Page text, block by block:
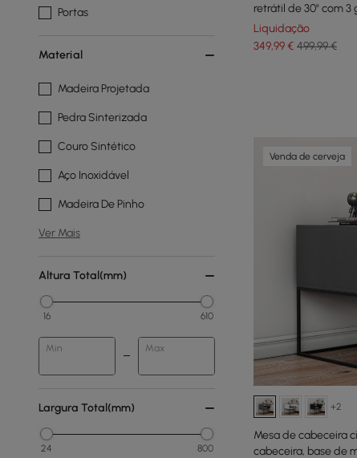
Portas
Material
Madeira Projetada
Pedra Sinterizada
Couro Sintético
Aço Inoxidável
Madeira De Pinho
Ver Mais
Altura Total(mm)
16 610
Min Max
Largura Total(mm)
24 800
retrátil de 30" com 3
Liquidação
349,99€ 499,99 €
Venda de cerveja
+2
Mesa de cabeceira
cabeceira, base de